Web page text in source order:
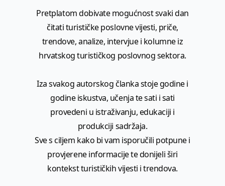
Pretplatom dobivate mogućnost svaki dan
čitati turističke poslovne vijesti, priče,
trendove, analize, intervjue i kolumne iz
hrvatskog turističkog poslovnog sektora.
Iza svakog autorskog članka stoje godine i
godine iskustva, učenja te sati i sati
provedeni u istraživanju, edukaciji i
produkciji sadržaja.
Sve s ciljem kako bi vam isporučili potpune i
provjerene informacije te donijeli širi
kontekst turističkih vijesti i trendova.